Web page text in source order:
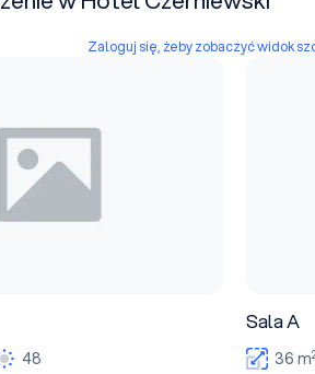
Zaloguj się, żeby zobaczyć widok
48
Sala A
36 m